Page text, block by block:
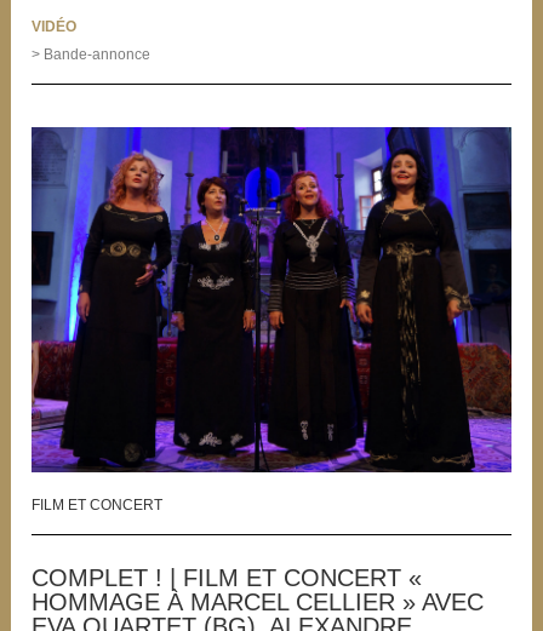
VIDÉO
> Bande-annonce
FILM ET CONCERT
COMPLET ! | FILM ET CONCERT «
HOMMAGE À MARCEL CELLIER » AVEC